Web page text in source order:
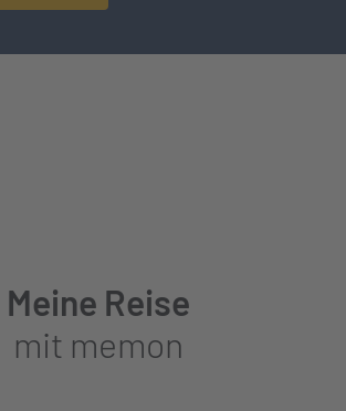
Meine Reise
mit memon